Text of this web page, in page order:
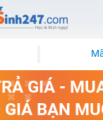
GIÁ -
BẠN